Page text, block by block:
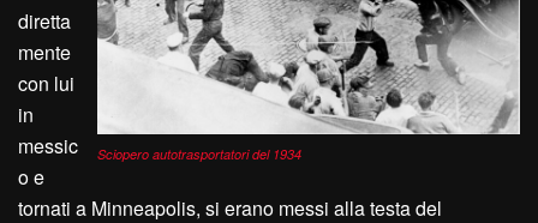
Sciopero autotrasportatori del 1934
diretta
mente
con lui
in
messic
o e
tornati a Minneapolis, si erano messi alla testa del